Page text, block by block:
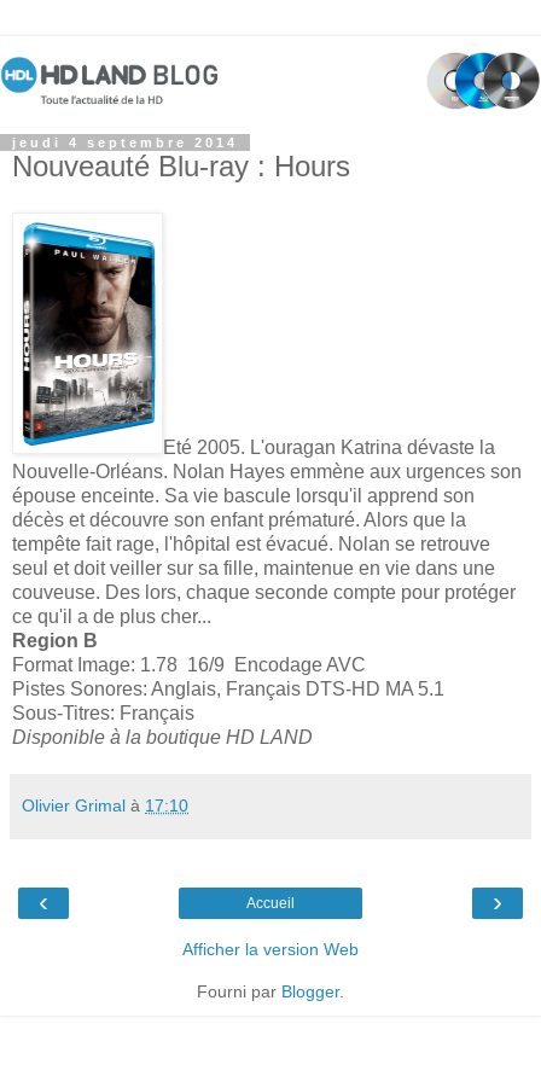
jeudi 4 septembre 2014
Nouveauté Blu-ray : Hours
Eté 2005. L'ouragan Katrina dévaste la
Nouvelle-Orléans. Nolan Hayes emmène aux urgences son
épouse enceinte. Sa vie bascule lorsqu'il apprend son
décès et découvre son enfant prématuré. Alors que la
tempête fait rage, l'hôpital est évacué. Nolan se retrouve
seul et doit veiller sur sa fille, maintenue en vie dans une
couveuse. Des lors, chaque seconde compte pour protéger
ce qu'il a de plus cher...
Region B
Format Image: 1.78 16/9 Encodage AVC
Pistes Sonores: Anglais, Français DTS-HD MA 5.1
Sous-Titres: Français
Disponible à la boutique HD LAND
Olivier Grimal à 17:10
‹ ›
Accueil
Afficher la version Web
Fourni par Blogger.